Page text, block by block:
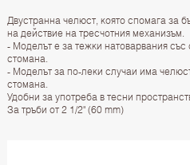
Двустранна челюст, която спомага за
на действие на трeсчотния механизъм.
- Моделът e за тежки натоварвания
стомана.
- Моделът за по-леки случаи има
стомана.
Удобни за употреба в тесни
За тръби от 2 1/2" (60 mm)